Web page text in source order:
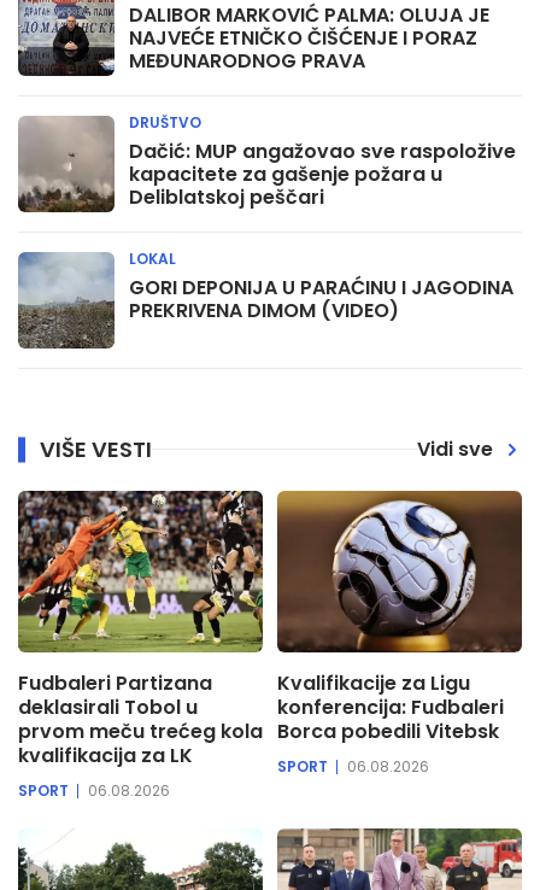
DALIBOR MARKOVIĆ PALMA: OLUJA JE
NAJVEĆE ETNIČKO ČIŠĆENJE I PORAZ
MEĐUNARODNOG PRAVA
Dačić: MUP angažovao sve raspoložive
kapacitete za gašenje požara u
Deliblatskoj peščari
DRUŠTVO
GORI DEPONIJA U PARAĆINU I JAGODINA
PREKRIVENA DIMOM (VIDEO)
LOKAL
VIŠE VESTI Vidi sve
Fudbaleri Partizana
deklasirali Tobol u
prvom meču trećeg kola
kvalifikacija za LK
SPORT 06.08.2026
Kvalifikacije za Ligu
konferencija: Fudbaleri
Borca pobedili Vitebsk
SPORT 06.08.2026